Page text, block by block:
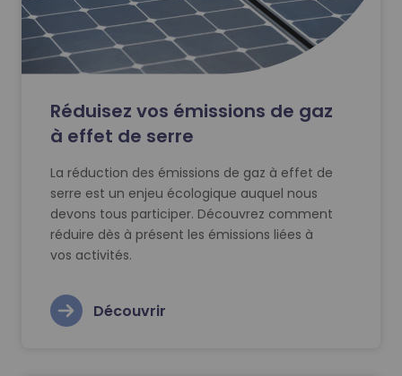
Réduisez vos émissions de gaz
à effet de serre
La réduction des émissions de gaz à effet de
serre est un enjeu écologique auquel nous
devons tous participer. Découvrez comment
réduire dès à présent les émissions liées à
vos activités.
Découvrir